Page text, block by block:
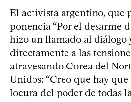
El activista argentino, que
ponencia “Por el desarme
hizo un llamado al diálogo
directamente a las
atravesando Corea del
Unidos: “Creo que hay
locura del poder de todas